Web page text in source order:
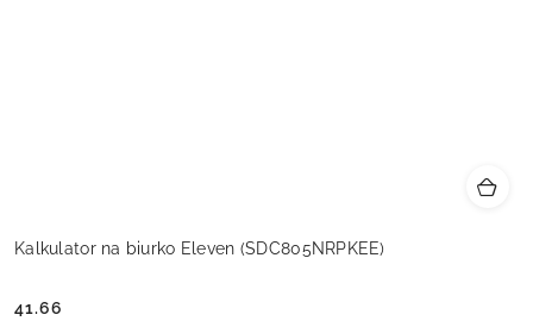
Kalkulator na biurko Eleven (SDC805NRPKEE)
41.66